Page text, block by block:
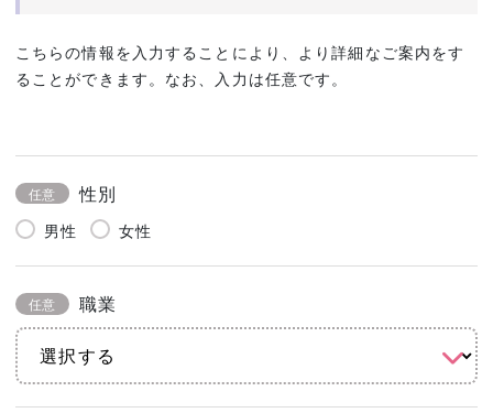
こちらの情報を入力することにより、より詳細なご案内をす
ることができます。なお、入力は任意です。
任意 性別
男性 女性
任意 職業